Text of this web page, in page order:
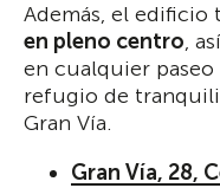
Además, el edificio
en pleno centro,
en cualquier
refugio de
Gran Vía.
Gran Vía, 28,